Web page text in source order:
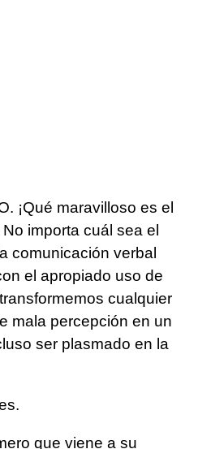
¡Qué maravilloso es el
importa cuál sea el
comunicación verbal
el apropiado uso de
cualquier
mala percepción en un
ser plasmado en la
que viene a su